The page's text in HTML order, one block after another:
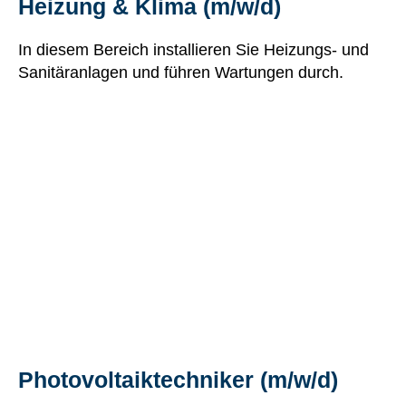
Heizung & Klima (m/w/d)
In diesem Bereich installieren Sie Heizungs- und
Sanitäranlagen und führen Wartungen durch.
Photovoltaiktechniker (m/w/d)